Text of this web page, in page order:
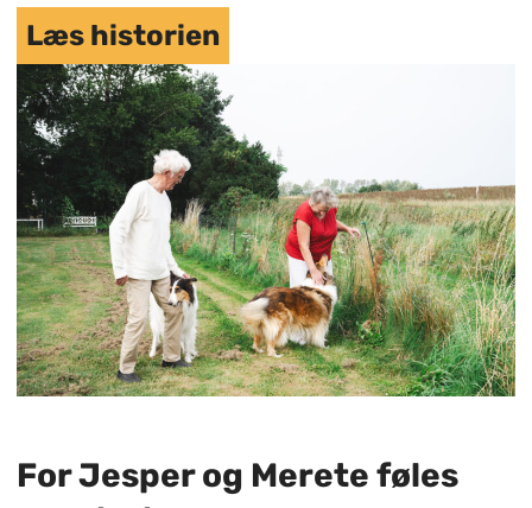
Læs historien
For Jesper og Merete føles